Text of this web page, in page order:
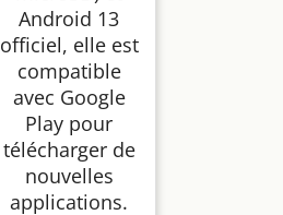
Android 13
officiel, elle est
compatible
avec Google
Play pour
télécharger de
nouvelles
applications.